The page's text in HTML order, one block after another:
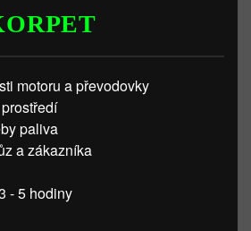
motoru a převodovky
paliva
a zákazníka
- 5 hodiny